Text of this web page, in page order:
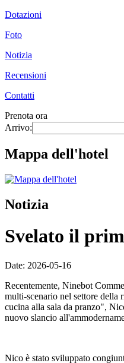
Dotazioni
Foto
Notizia
Recensioni
Contatti
Prenota ora
Arrivo:
Mappa dell'hotel
Notizia
Svelato il
Date: 2026-05-16
Recentemente, Ninebot
multi-scenario nel settore
cucina alla sala da pranzo",
nuovo slancio
Nico è stato sviluppato